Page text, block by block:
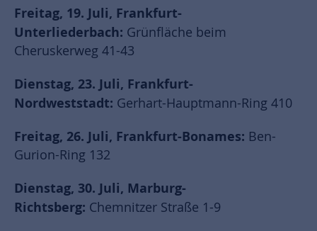
Freitag, 19. Juli, Frankfurt-
Unterliederbach: Grünfläche beim
Cheruskerweg 41-43
Dienstag, 23. Juli, Frankfurt-
Nordweststadt: Gerhart-Hauptmann-Ring 410
Freitag, 26. Juli, Frankfurt-Bonames: Ben-
Gurion-Ring 132
Dienstag, 30. Juli, Marburg-
Richtsberg: Chemnitzer Straße 1-9